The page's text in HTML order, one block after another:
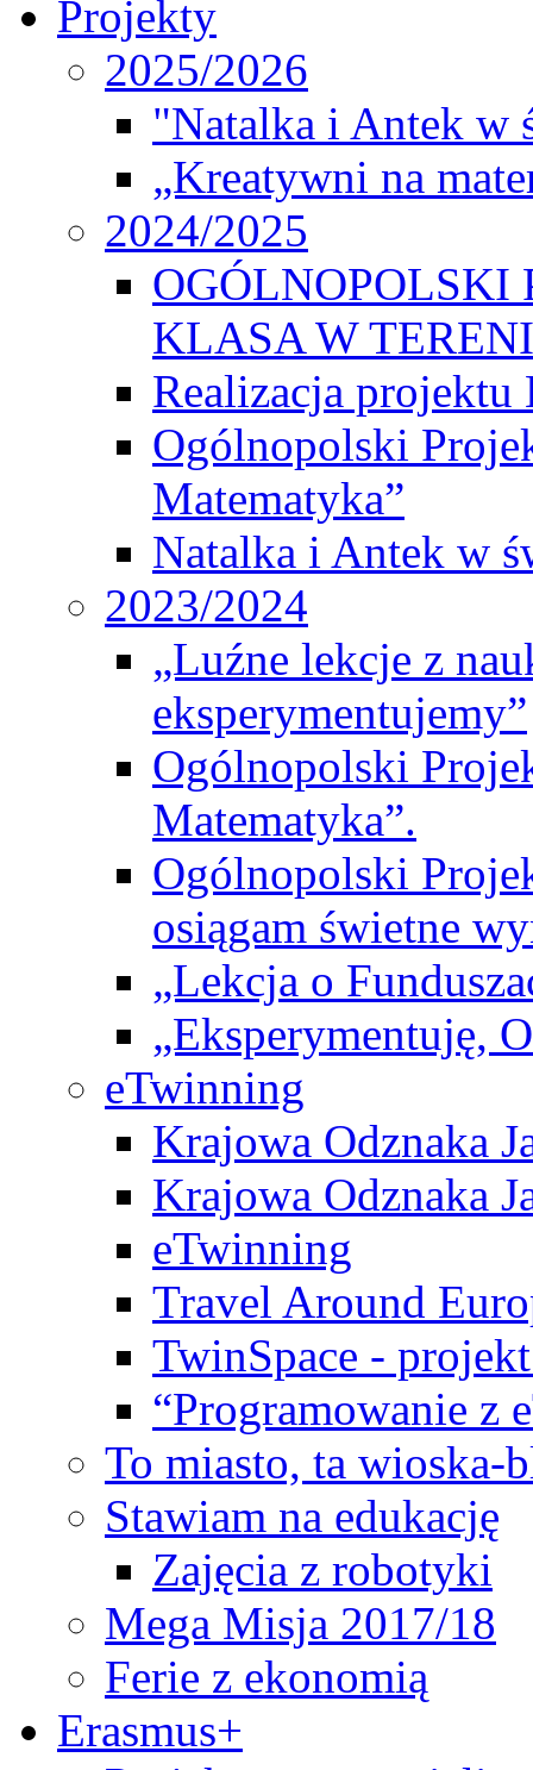
Projekty
2025/2026
"Natalka i Antek w
„Kreatywni na
2024/2025
OGÓLNOPOLSKI
KLASA W
Realizacja
Ogólnopolski
Matematyka”
Natalka i Antek w
2023/2024
„Luźne lekcje z
eksperymentujemy”
Ogólnopolski
Matematyka”.
Ogólnopolski
osiągam świetne
„Lekcja o
„Eksperymentuję,
eTwinning
Krajowa Odznaka
Krajowa Odznaka
eTwinning
Travel Around
TwinSpace -
“Programowanie z
To miasto, ta wioska-
Stawiam na edukację
Zajęcia z robotyki
Mega Misja 2017/18
Ferie z ekonomią
Erasmus+